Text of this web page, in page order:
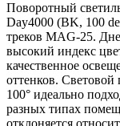
Поворотный
Day4000 (BK, 100
треков MAG-25.
высокий индекс
качественное
оттенков.
100° идеально
разных типах